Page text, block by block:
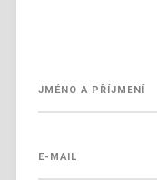
JMÉNO A PŘÍJMENÍ
E-MAIL